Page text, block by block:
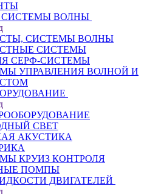
СИСТЕМЫ ВОЛНЫ
СИСТЕМЫ ВОЛНЫ
СИСТЕМЫ
СЕРФ-СИСТЕМЫ
УПРАВЛЕНИЯ ВОЛНОЙ И
СВЕТ
АКУСТИКА
КРУИЗ КОНТРОЛЯ
ПОМПЫ
ДВИГАТЕЛЕЙ